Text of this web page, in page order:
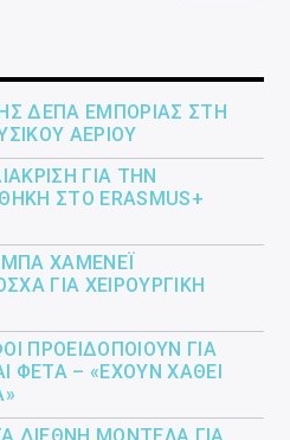
ΔΕΠΑ ΕΜΠΟΡΊΑΣ ΣΤΗ
ΑΕΡΊΟΥ
ΓΙΑ ΤΗΝ
ΣΤΟ ERASMUS+
ΧΑΜΕΝΕΪ́
ΓΙΑ ΧΕΙΡΟΥΡΓΙΚΉ
ΠΡΟΕΙΔΟΠΟΙΟΎΝ ΓΙΑ
ΦΈΤΑ – «ΈΧΟΥΝ ΧΑΘΕΊ